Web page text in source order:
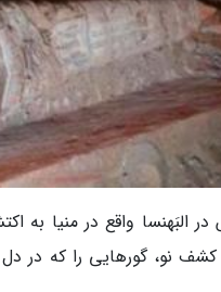
البَهنسا واقع در منیا
نو، گورهایی را که در